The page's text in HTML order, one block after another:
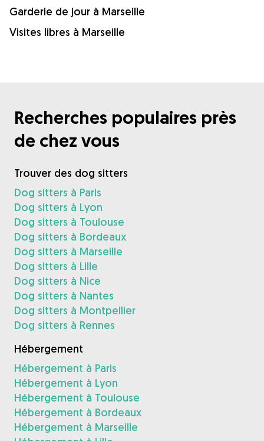
Garderie de jour à Marseille
Visites libres à Marseille
Recherches populaires près
de chez vous
Trouver des dog sitters
Dog sitters à Paris
Dog sitters à Lyon
Dog sitters à Toulouse
Dog sitters à Bordeaux
Dog sitters à Marseille
Dog sitters à Lille
Dog sitters à Nice
Dog sitters à Nantes
Dog sitters à Montpellier
Dog sitters à Rennes
Hébergement
Hébergement à Paris
Hébergement à Lyon
Hébergement à Toulouse
Hébergement à Bordeaux
Hébergement à Marseille